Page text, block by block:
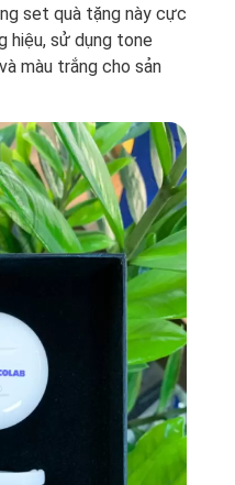
set quà tặng này cực
hiệu, sử dụng tone
màu trắng cho sản